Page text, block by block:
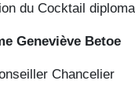
du Cocktail
Geneviève Betoe
Chancelier